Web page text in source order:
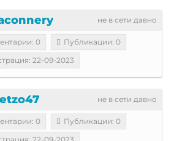
не в сети давно
0
Публикации: 0
22-09-2023
не в сети давно
0
Публикации: 0